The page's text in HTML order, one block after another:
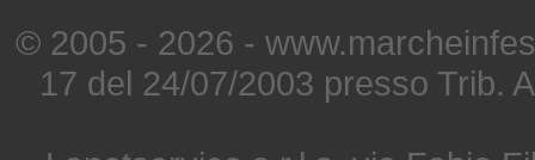
© 2005 - 2026 -
17 del 24/07/2003 presso Trib.